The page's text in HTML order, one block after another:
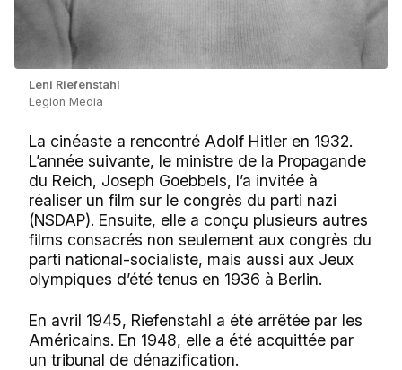
Leni Riefenstahl
Legion Media
La cinéaste a rencontré Adolf Hitler en 1932.
L’année suivante, le ministre de la Propagande
du Reich, Joseph Goebbels, l’a invitée à
réaliser un film sur le congrès du parti nazi
(NSDAP). Ensuite, elle a conçu plusieurs autres
films consacrés non seulement aux congrès du
parti national-socialiste, mais aussi aux Jeux
olympiques d’été tenus en 1936 à Berlin.
En avril 1945, Riefenstahl a été arrêtée par les
Américains. En 1948, elle a été acquittée par
un tribunal de dénazification.